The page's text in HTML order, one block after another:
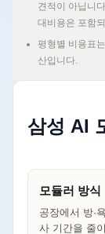
견적이 아닙니
대비용은 포함
평형별 비용표
산입니다.
삼성 AI
모듈러 방식
공장에서 방·
사 기간을 줄